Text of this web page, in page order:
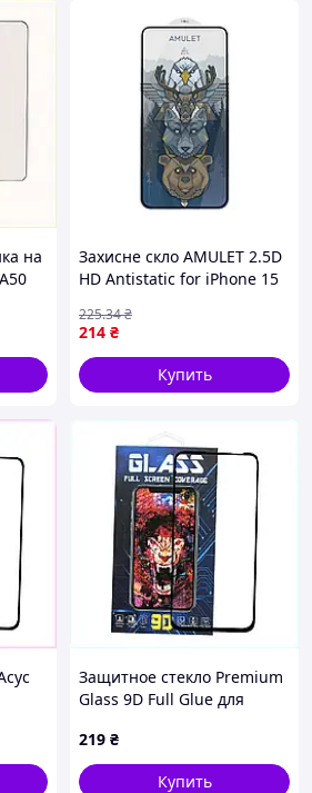
на
Захисне скло AMULET 2.5D
HD Antistatic for iPhone 15
214 ₴
225.34₴
Купить
Защитное стекло Premium
Glass 9D Full Glue для
Black, 4CM395013
219 ₴
Купить